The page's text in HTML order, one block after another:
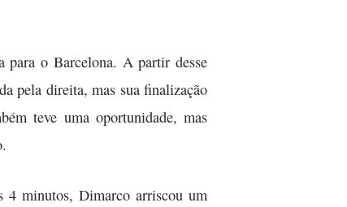
para o Barcelona. A partir desse
pela direita, mas sua finalização
teve uma oportunidade, mas
4 minutos, Dimarco arriscou um